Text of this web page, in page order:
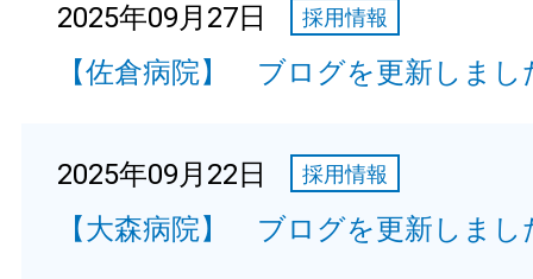
2025年09月27日 採用情報
【佐倉病院】 ブログを更新しまし
2025年09月22日 採用情報
【大森病院】 ブログを更新しまし